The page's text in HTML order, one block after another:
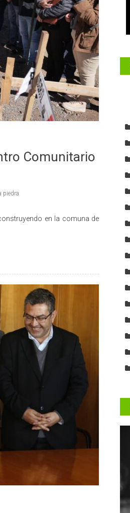
Comunitario
piedra
en la comuna de